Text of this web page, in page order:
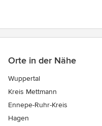
Orte in der Nähe
Wuppertal
Kreis Mettmann
Ennepe-Ruhr-Kreis
Hagen